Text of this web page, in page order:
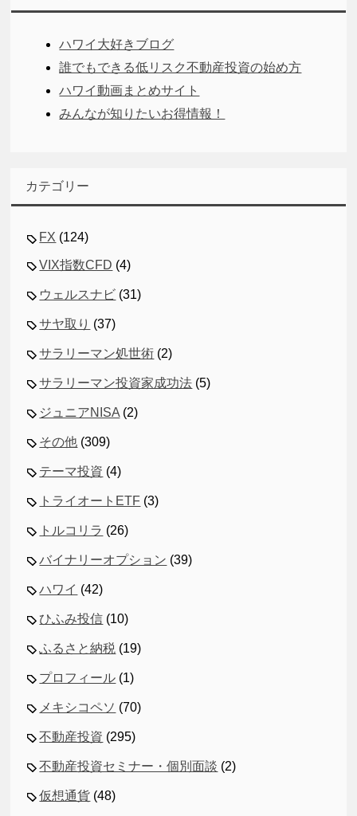
ハワイ大好きブログ
誰でもできる低リスク不動産投資の始め方
ハワイ動画まとめサイト
みんなが知りたいお得情報！
カテゴリー
FX (124)
VIX指数CFD (4)
ウェルスナビ (31)
サヤ取り (37)
サラリーマン処世術 (2)
サラリーマン投資家成功法 (5)
ジュニアNISA (2)
その他 (309)
テーマ投資 (4)
トライオートETF (3)
トルコリラ (26)
バイナリーオプション (39)
ハワイ (42)
ひふみ投信 (10)
ふるさと納税 (19)
プロフィール (1)
メキシコペソ (70)
不動産投資 (295)
不動産投資セミナー・個別面談 (2)
仮想通貨 (48)